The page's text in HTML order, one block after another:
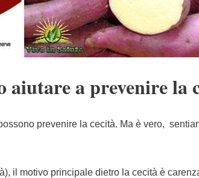
aiutare a prevenire la
prevenire la cecità. Ma è vero,
il motivo principale dietro la cecità è